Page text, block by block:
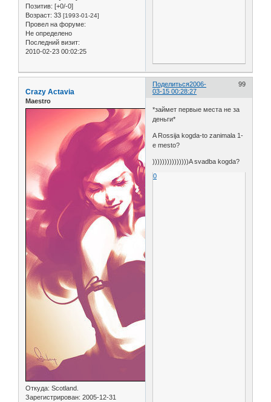
Позитив: [+0/-0]
Возраст: 33 [1993-01-24]
Провел на форуме:
Не определено
Последний визит:
2010-02-23 00:02:25
Поделиться 99
2006-
03-15 00:28:27
Crazy Actavia
Maestro
Откуда: Scotland.
Зарегистрирован: 2005-12-31
*займет первые места не за
деньги*
A Rossija kogda-to zanimala 1-
e mesto?
)))))))))))))))A svadba kogda?
0